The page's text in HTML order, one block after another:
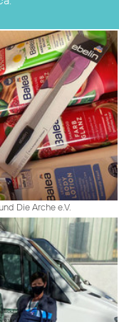
Die Arche e.V.